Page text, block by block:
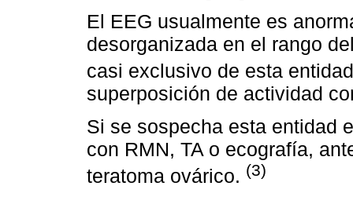
El EEG usualmente es
desorganizada en el rango
casi exclusivo de esta
superposición de actividad
Si se sospecha esta entidad
con RMN, TA o ecografía,
teratoma ovárico. (3)